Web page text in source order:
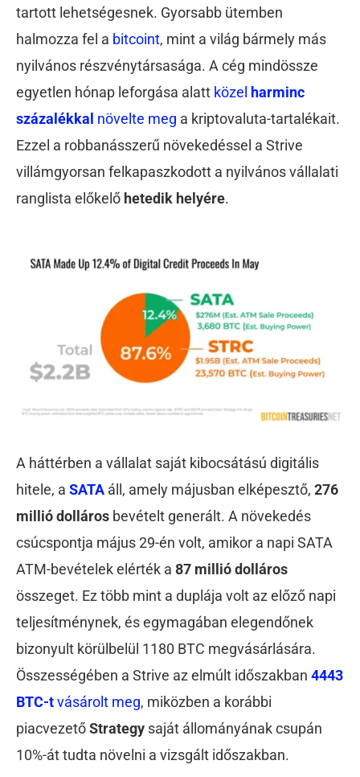
tartott lehetségesnek. Gyorsabb ütemben
halmozza fel a bitcoint, mint a világ bármely más
nyilvános részvénytársasága. A cég mindössze
egyetlen hónap leforgása alatt közel harminc
százalékkal növelte meg a kriptovaluta-tartalékait.
Ezzel a robbanásszerű növekedéssel a Strive
villámgyorsan felkapaszkodott a nyilvános vállalati
ranglista előkelő hetedik helyére.
A háttérben a vállalat saját kibocsátású digitális
hitele, a SATA áll, amely májusban elképesztő, 276
millió dolláros bevételt generált. A növekedés
csúcspontja május 29-én volt, amikor a napi SATA
ATM-bevételek elérték a 87 millió dolláros
összeget. Ez több mint a duplája volt az előző napi
teljesítménynek, és egymagában elegendőnek
bizonyult körülbelül 1180 BTC megvásárlására.
Összességében a Strive az elmúlt időszakban 4443
BTC-tvásárolt meg, miközben a korábbi
piacvezetőStrategy saját állományának csupán
10%-át tudta növelni a vizsgált időszakban.